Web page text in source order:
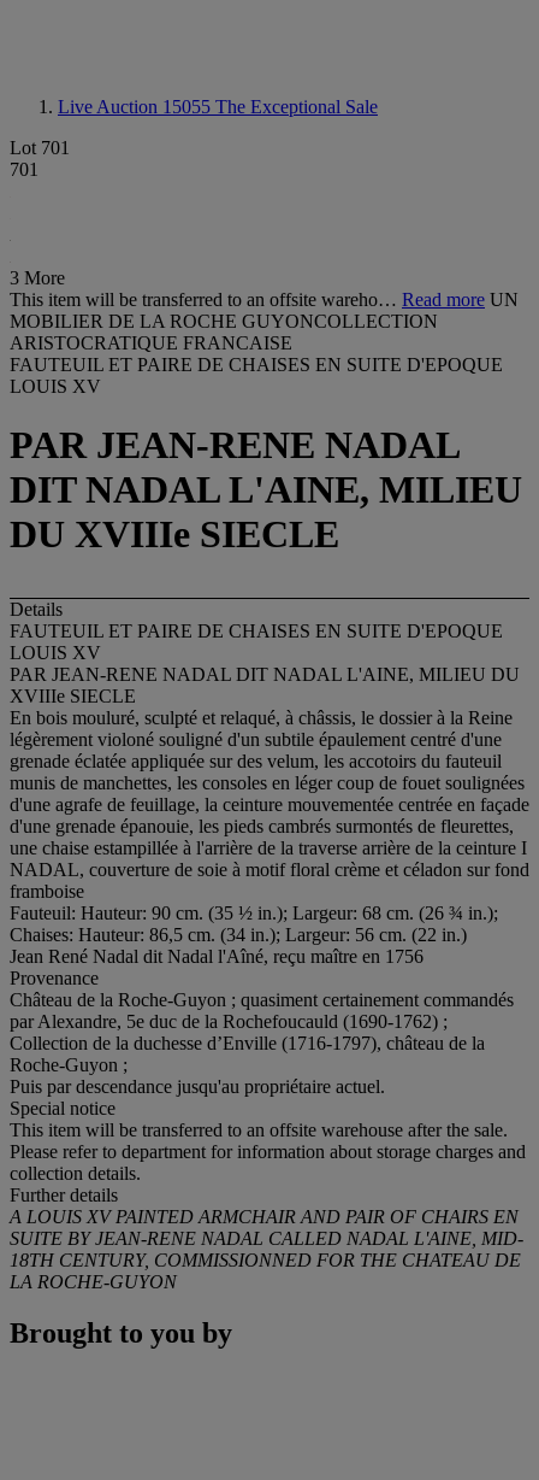
Live Auction 15055 The Exceptional Sale
Lot 701
701
3 More
This item will be transferred to an offsite wareho… Read more UN
MOBILIER DE LA ROCHE GUYONCOLLECTION
ARISTOCRATIQUE FRANCAISE
FAUTEUIL ET PAIRE DE CHAISES EN SUITE D'EPOQUE
LOUIS XV
PAR JEAN-RENE NADAL
DIT NADAL L'AINE, MILIEU
DU XVIIIe SIECLE
Details
FAUTEUIL ET PAIRE DE CHAISES EN SUITE D'EPOQUE
LOUIS XV
PAR JEAN-RENE NADAL DIT NADAL L'AINE, MILIEU DU
XVIIIe SIECLE
En bois mouluré, sculpté et relaqué, à châssis, le dossier à la Reine
légèrement violoné souligné d'un subtile épaulement centré d'une
grenade éclatée appliquée sur des velum, les accotoirs du fauteuil
munis de manchettes, les consoles en léger coup de fouet soulignées
d'une agrafe de feuillage, la ceinture mouvementée centrée en façade
d'une grenade épanouie, les pieds cambrés surmontés de fleurettes,
une chaise estampillée à l'arrière de la traverse arrière de la ceinture I
NADAL, couverture de soie à motif floral crème et céladon sur fond
framboise
Fauteuil: Hauteur: 90 cm. (35 ½ in.); Largeur: 68 cm. (26 ¾ in.);
Chaises: Hauteur: 86,5 cm. (34 in.); Largeur: 56 cm. (22 in.)
Jean René Nadal dit Nadal l'Aîné, reçu maître en 1756
Provenance
Château de la Roche-Guyon ; quasiment certainement commandés
par Alexandre, 5e duc de la Rochefoucauld (1690-1762) ;
Collection de la duchesse d’Enville (1716-1797), château de la
Roche-Guyon ;
Puis par descendance jusqu'au propriétaire actuel.
Special notice
This item will be transferred to an offsite warehouse after the sale.
Please refer to department for information about storage charges and
collection details.
Further details
A LOUIS XV PAINTED ARMCHAIR AND PAIR OF CHAIRS EN
SUITE BY JEAN-RENE NADAL CALLED NADAL L'AINE, MID-
18TH CENTURY, COMMISSIONNED FOR THE CHATEAU DE
LA ROCHE-GUYON
Brought to you by